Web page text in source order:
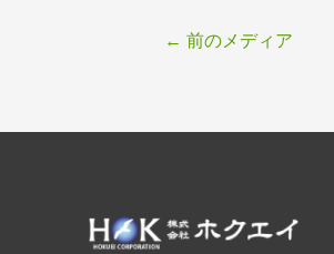
シ
ョ
← 前のメディア